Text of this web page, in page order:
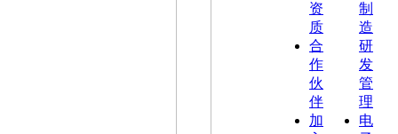
资
质
合
作
伙
伴
加
制
造
研
发
管
理
电